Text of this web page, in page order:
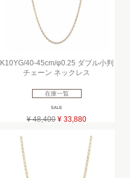
K10YG/40-45cm/φ0.25 ダブル小判
チェーン ネックレス
在庫一覧
SALE
¥ 48,400 ¥ 33,880